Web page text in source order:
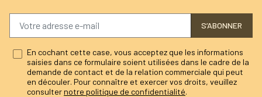
S’ABONNER
En cochant cette case, vous acceptez que les informations
saisies dans ce formulaire soient utilisées dans le cadre de la
demande de contact et de la relation commerciale qui peut
en découler. Pour connaître et exercer vos droits, veuillez
consulternotre politique de confidentialité.